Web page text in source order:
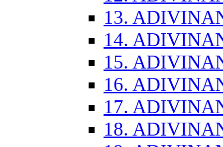
13.
14.
15.
16.
17.
18.